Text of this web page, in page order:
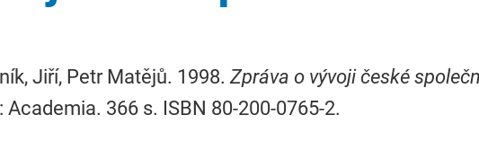
Jiří, Petr Matějů. 1998. Zpráva o vývoji české
Academia. 366 s. ISBN 80-200-0765-2.